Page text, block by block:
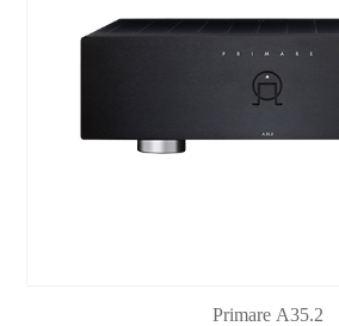
Primare A35.2